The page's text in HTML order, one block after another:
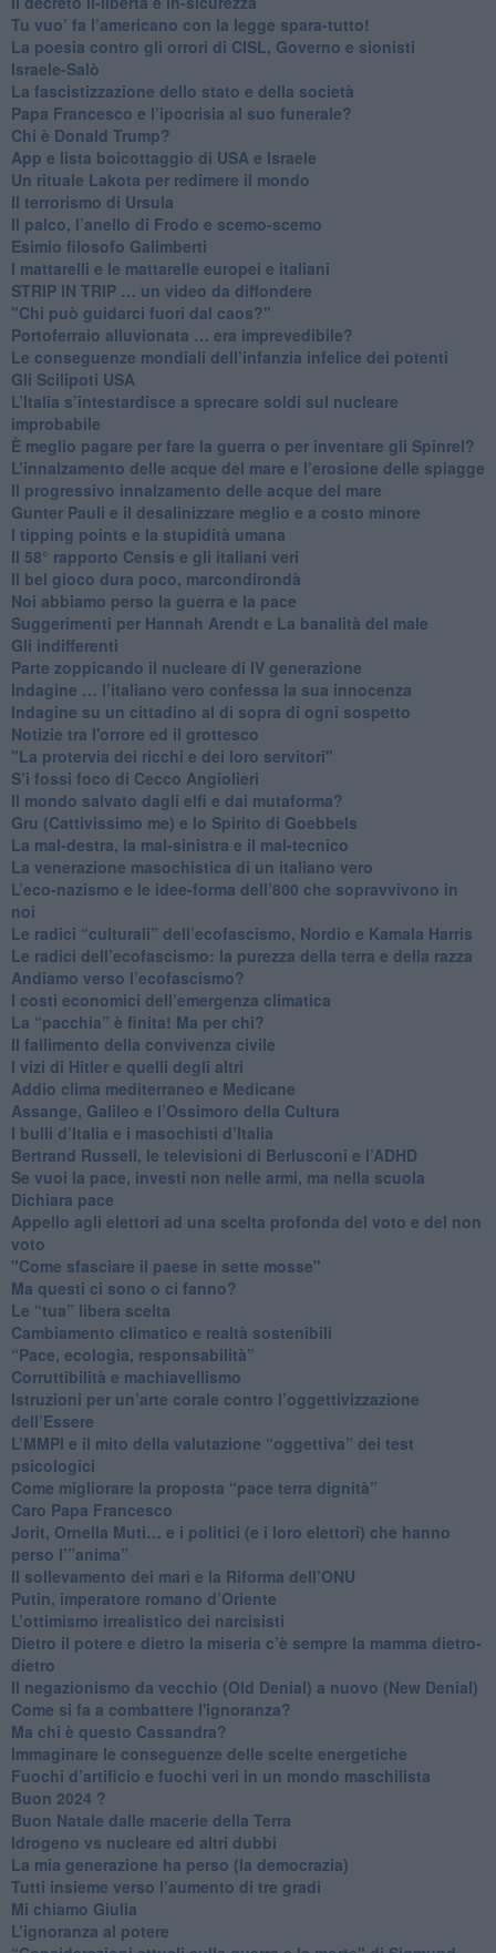
Tu vuo’ fa l’americano con la legge spara-tutto!
La poesia contro gli orrori di CISL, Governo e sionisti
Israele-Salò
​La fascistizzazione dello stato e della società
Papa Francesco e l’ipocrisia al suo funerale?
​Chi è Donald Trump?
App e lista boicottaggio di USA e Israele
​Un rituale Lakota per redimere il mondo
Il terrorismo di Ursula
​Il palco, l’anello di Frodo e scemo-scemo
Esimio filosofo Galimberti
​I mattarelli e le mattarelle europei e italiani
​STRIP IN TRIP … un video da diffondere
"Chi può guidarci fuori dal caos?"
​Portoferraio alluvionata … era imprevedibile?
Le conseguenze mondiali dell’infanzia infelice dei potenti
​Gli Scilipoti USA
L’Italia s’intestardisce a sprecare soldi sul nucleare
improbabile
È meglio pagare per fare la guerra o per inventare gli Spinrel?
​L’innalzamento delle acque del mare e l’erosione delle spiagge
​Il progressivo innalzamento delle acque del mare
​Gunter Pauli e il desalinizzare meglio e a costo minore
I tipping points e la stupidità umana
​Il 58° rapporto Censis e gli italiani veri
​Il bel gioco dura poco, marcondirondà
Noi abbiamo perso la guerra e la pace
Suggerimenti per Hannah Arendt e La banalità del male
​Gli indifferenti
Parte zoppicando il nucleare di IV generazione
​Indagine … l’italiano vero confessa la sua innocenza
Indagine su un cittadino al di sopra di ogni sospetto
Notizie tra l'orrore ed il grottesco
"La protervia dei ricchi e dei loro servitori"
S’i fossi foco di Cecco Angiolieri
​Il mondo salvato dagli elfi e dai mutaforma?
Gru (Cattivissimo me) e lo Spirito di Goebbels
​La mal-destra, la mal-sinistra e il mal-tecnico
​La venerazione masochistica di un italiano vero
​L’eco-nazismo e le idee-forma dell’800 che sopravvivono in
noi
​Le radici “culturali” dell’ecofascismo, Nordio e Kamala Harris
Le radici dell’ecofascismo: la purezza della terra e della razza
Andiamo verso l’ecofascismo?
I costi economici dell’emergenza climatica
​La “pacchia” è finita! Ma per chi?
​Il fallimento della convivenza civile
​I vizi di Hitler e quelli degli altri
Addio clima mediterraneo e Medicane
​Assange, Galileo e l’Ossimoro della Cultura
​I bulli d’Italia e i masochisti d’Italia
​Bertrand Russell, le televisioni di Berlusconi e l’ADHD
​Se vuoi la pace, investi non nelle armi, ma nella scuola
​Dichiara pace
​Appello agli elettori ad una scelta profonda del voto e del non
voto
"Come sfasciare il paese in sette mosse"
​Ma questi ci sono o ci fanno?
​Le “tua” libera scelta
Cambiamento climatico e realtà sostenibili
“Pace, ecologia, responsabilità”
​Corruttibilità e machiavellismo
Istruzioni per un’arte corale contro l’oggettivizzazione
dell’Essere
​L’MMPI e il mito della valutazione “oggettiva” dei test
psicologici
Come migliorare la proposta “pace terra dignità”
Caro Papa Francesco
​Jorit, Ornella Muti… e i politici (e i loro elettori) che hanno
perso l’”anima”
​Il sollevamento dei mari e la Riforma dell’ONU
Putin, imperatore romano d’Oriente
​L’ottimismo irrealistico dei narcisisti
​Dietro il potere e dietro la miseria c’è sempre la mamma dietro-
dietro
Il negazionismo da vecchio (Old Denial) a nuovo (New Denial)
Come si fa a combattere l'ignoranza?
Ma chi è questo Cassandra?
Immaginare le conseguenze delle scelte energetiche
​Fuochi d’artificio e fuochi veri in un mondo maschilista
Buon 2024 ?
​Buon Natale dalle macerie della Terra
​Idrogeno vs nucleare ed altri dubbi
​La mia generazione ha perso (la democrazia)
​Tutti insieme verso l’aumento di tre gradi
Mi chiamo Giulia
L’ignoranza al potere